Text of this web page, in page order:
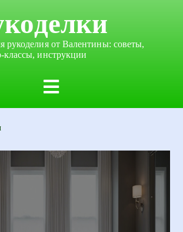
рукоделия от Валентины: советы,
классы, инструкции